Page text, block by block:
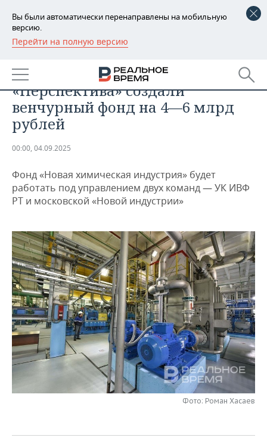
Вы были автоматически перенаправлены на мобильную
версию.
Перейти на полную версию
РЕГИОНЫ
БАШКОРТОСТАН
ТАТАРСТАН
УДМУРТИЯ
НОВОСТИ
АНАЛИТИКА
НОВОСТИ АНАЛИТИКИ
ДЕКЛАРАЦИИ О ДОХОДАХ
КОРОЛИ ГОСЗАКАЗА ПФО
ВУЗЫ ТАТАРСТАНА
КОМУ ПРИНАДЛЕЖАТ
ТОРГОВЫЕ ЦЕНТРЫ
ТАТАРСТАНА
ЭКОНОМИКА
НОВОСТИ ЭКОНОМИКИ
ФИНАНСЫ
БАНКИ
БЮДЖЕТ
ИНВЕСТИЦИИ
ПРОМЫШЛЕННОСТЬ
НОВОСТИ
ПРОМЫШЛЕННОСТИ
МАШИНОСТРОЕНИЕ
НЕФТЕХИМИЯ
НЕФТЬ
ОПК
ЭНЕРГЕТИКА
НЕДВИЖИМОСТЬ
НОВОСТИ НЕДВИЖИМОСТИ
АВТО
НОВОСТИ АВТО
БИЗНЕС
НОВОСТИ БИЗНЕСА
РОЗНИЧНАЯ ТОРГОВЛЯ
ТРАНСПОРТ
УСЛУГИ
ТЕХНОЛОГИИ
НОВОСТИ ТЕХНОЛОГИЙ
IT
МЕДИА
ТЕЛЕКОММУНИКАЦИИ
МЕРОПРИЯТИЯ
НОВОСТИ МЕРОПРИЯТИЙ
ВЫЕЗДНАЯ РЕДАКЦИЯ
БИЗНЕС-БРАНЧИ
СПОРТ
НОВОСТИ СПОРТА
ОБЩЕСТВО
НОВОСТИ ОБЩЕСТВА
ФОТОГАЛЕРЕЯ
Химии не боятся: Татарстан и
«Перспектива» создали
венчурный фонд на 4—6 млрд
рублей
00:00, 04.09.2025
Фонд «Новая химическая индустрия» будет
работать под управлением двух команд — УК ИВФ
РТ и московской «Новой индустрии»
Фото: Роман Хасаев